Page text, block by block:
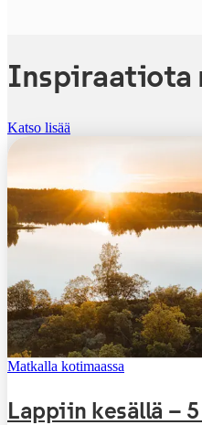
Inspiraatiota
Katso lisää
Matkalla kotimaassa
Lappiin kesällä –